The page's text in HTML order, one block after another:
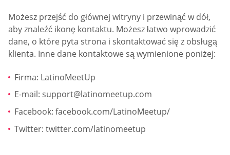
Możesz przejść do głównej witryny i przewinąć w dół,
aby znaleźć ikonę kontaktu. Możesz łatwo wprowadzić
dane, o które pyta strona i skontaktować się z obsługą
klienta. Inne dane kontaktowe są wymienione poniżej:
Firma: LatinoMeetUp
E-mail: support@latinomeetup.com
Facebook: facebook.com/LatinoMeetup/
Twitter: twitter.com/latinomeetup